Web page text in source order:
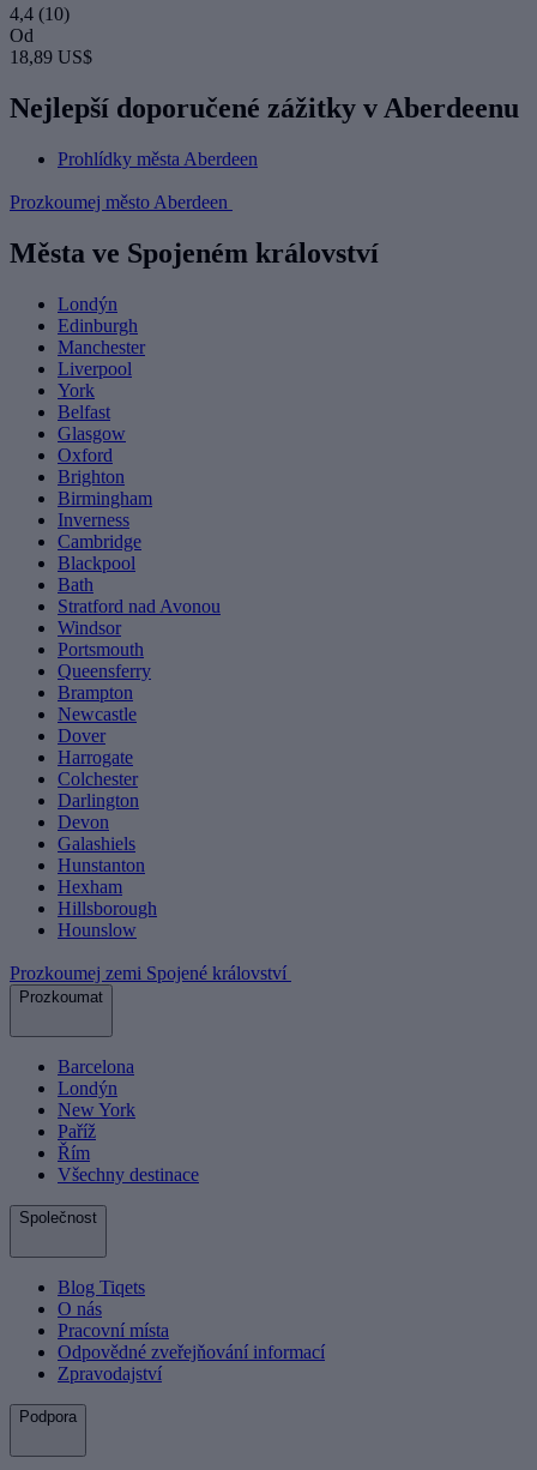
4,4 (10)
Od
18,89 US$
Nejlepší doporučené zážitky v Aberdeenu
Prohlídky města Aberdeen
Prozkoumej město Aberdeen
Města ve Spojeném království
Londýn
Edinburgh
Manchester
Liverpool
York
Belfast
Glasgow
Oxford
Brighton
Birmingham
Inverness
Cambridge
Blackpool
Bath
Stratford nad Avonou
Windsor
Portsmouth
Queensferry
Brampton
Newcastle
Dover
Harrogate
Colchester
Darlington
Devon
Galashiels
Hunstanton
Hexham
Hillsborough
Hounslow
Prozkoumej zemi Spojené království
Prozkoumat
Barcelona
Londýn
New York
Paříž
Řím
Všechny destinace
Společnost
Blog Tiqets
O nás
Pracovní místa
Odpovědné zveřejňování informací
Zpravodajství
Podpora